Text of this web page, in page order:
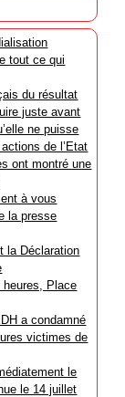
tout ce qui
du résultat
juste avant
ne puisse
de l’Etat
ont montré une
à vous
la presse
la Déclaration
heures, Place
a condamné
victimes de
le
le 14 juillet